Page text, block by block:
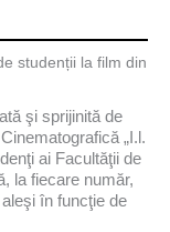
studenții la film din
şi sprijinită de
„I.l.
ai Facultăţii de
la fiecare număr,
în funcţie de